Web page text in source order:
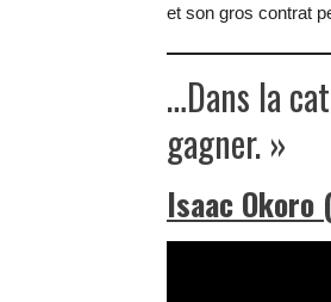
et son gros contrat
…Dans la
gagner. »
Isaac Okoro